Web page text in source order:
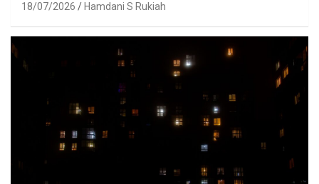
18/07/2026 Hamdani S Rukiah